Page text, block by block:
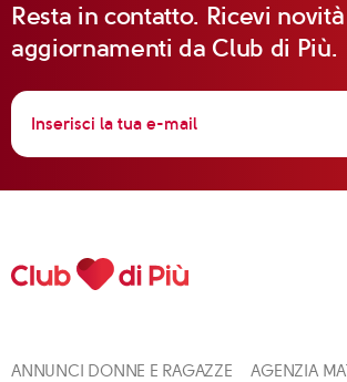
Resta in contatto. Ricevi
aggiornamenti da Club di Più.
ANNUNCI DONNE E RAGAZZE
AGENZIA